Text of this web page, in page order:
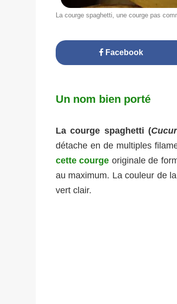
La courge spaghetti, une courge pas
Facebook
Un nom bien porté
La courge spaghetti (
détache en de multiples
cette courge originale de
au maximum. La couleur de
vert clair.